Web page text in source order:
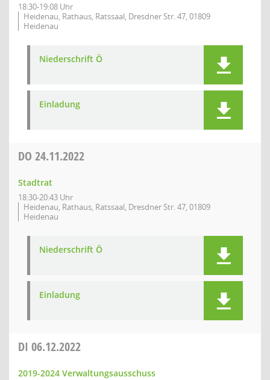
18:30-19:08 Uhr
Heidenau, Rathaus, Ratssaal, Dresdner Str. 47, 01809
Heidenau
Niederschrift Ö
Einladung
DO 24.11.2022
Stadtrat
18:30-20:43 Uhr
Heidenau, Rathaus, Ratssaal, Dresdner Str. 47, 01809
Heidenau
Niederschrift Ö
Einladung
DI 06.12.2022
2019-2024 Verwaltungsausschuss